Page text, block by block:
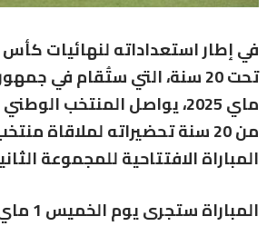
في إطار استعداداته لنهائيات كأس
ماي 2025، يواصل المنتخب
من 20 سنة تحضيراته لملاقاة
المباراة الافتتاحية للمجموعة